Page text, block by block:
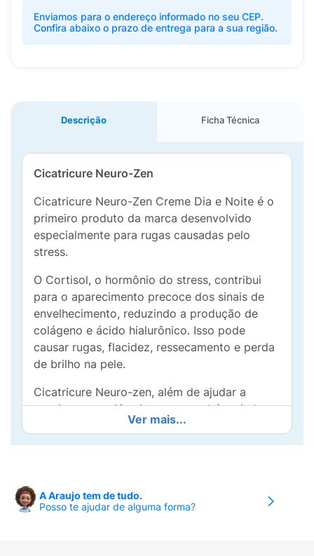
Enviamos para o endereço informado no seu CEP.
Confira abaixo o prazo de entrega para a sua região.
Descrição Ficha Técnica
Cicatricure Neuro-Zen
Cicatricure Neuro-Zen Creme Dia e Noite é o
primeiro produto da marca desenvolvido
especialmente para rugas causadas pelo
stress.
O Cortisol, o hormônio do stress, contribui
para o aparecimento precoce dos sinais de
envelhecimento, reduzindo a produção de
colágeno e ácido hialurônico. Isso pode
causar rugas, flacidez, ressecamento e perda
de brilho na pele.
Cicatricure Neuro-zen, além de ajudar a
suavizar rugas já existentes, também ajuda a
prevenir a formação de novas, ideal para
quem sente na pele os efeitos do stress e
Sua fórmula com melatonina, niacinamida e
Ver mais...
A Araujo tem de tudo.
Posso te ajudar de alguma forma?